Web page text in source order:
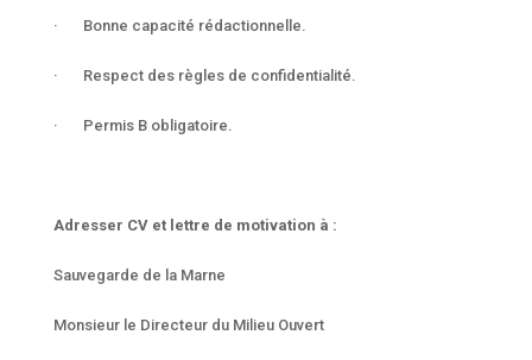
· Bonne capacité rédactionnelle.
· Respect des règles de confidentialité.
· Permis B obligatoire.
Adresser CV et lettre de motivation à :
Sauvegarde de la Marne
Monsieur le Directeur du Milieu Ouvert